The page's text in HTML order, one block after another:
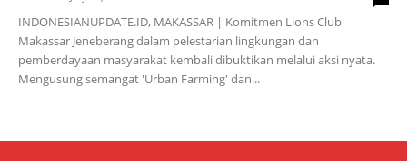
INDONESIANUPDATE.ID, MAKASSAR | Komitmen Lions Club
Makassar Jeneberang dalam pelestarian lingkungan dan
pemberdayaan masyarakat kembali dibuktikan melalui aksi nyata.
Mengusung semangat 'Urban Farming' dan...